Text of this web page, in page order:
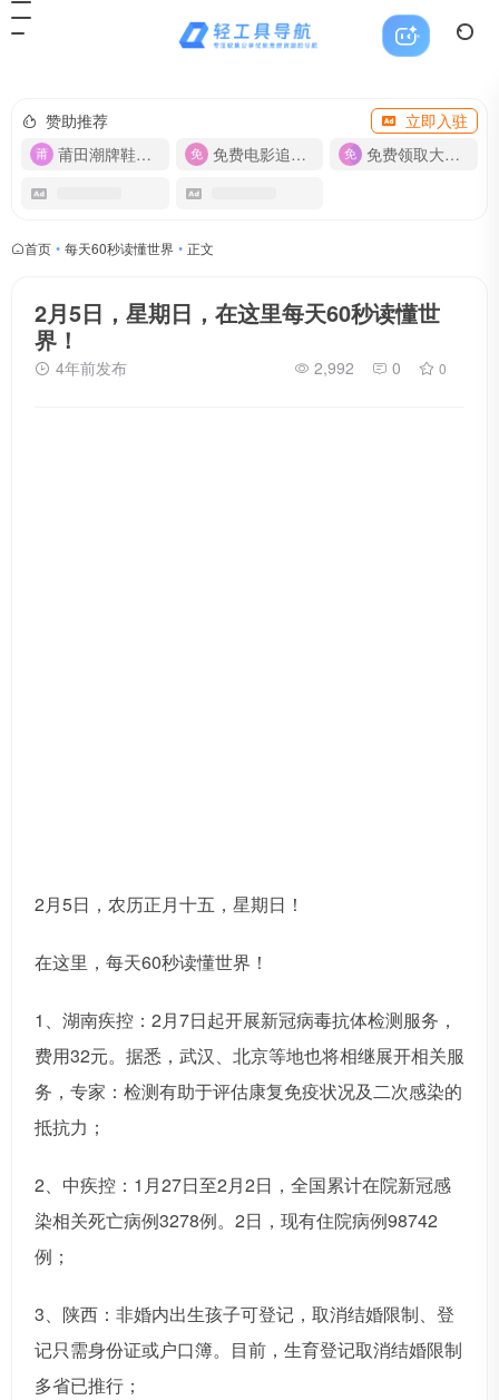
赞助推荐
立即入驻
莆田潮牌鞋服-货源
免费电影追剧APP 免费领取大流量卡【500G】
首页 • 每天60秒读懂世界 • 正文
2月5日，星期日，在这里每天60秒读懂世
界！
4年前发布 2,992 0 0
2月5日，农历正月十五，星期日！
在这里，每天60秒读懂世界！
1、湖南疾控：2月7日起开展新冠病毒抗体检测服务，
费用32元。据悉，武汉、北京等地也将相继展开相关服
务，专家：检测有助于评估康复免疫状况及二次感染的
抵抗力；
2、中疾控：1月27日至2月2日，全国累计在院新冠感
染相关死亡病例3278例。2日，现有住院病例98742
例；
3、陕西：非婚内出生孩子可登记，取消结婚限制、登
记只需身份证或户口簿。目前，生育登记取消结婚限制
多省已推行；